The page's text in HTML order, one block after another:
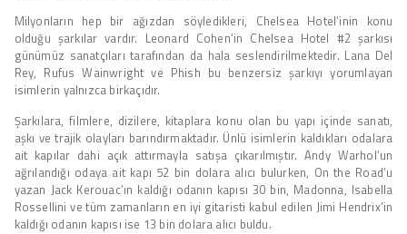
Milyonların hep bir ağızdan söyledikleri, Chelsea Hotel’inin konu
olduğu şarkılar vardır. Leonard Cohen’in Chelsea Hotel #2 şarkısı
günümüz sanatçıları tarafından da hala seslendirilmektedir. Lana Del
Rey, Rufus Wainwright ve Phish bu benzersiz şarkıyı yorumlayan
isimlerin yalnızca birkaçıdır.
Şarkılara, filmlere, dizilere, kitaplara konu olan bu yapı içinde sanatı,
aşkı ve trajik olayları barındırmaktadır. Ünlü isimlerin kaldıkları odalara
ait kapılar dahi açık attırmayla satışa çıkarılmıştır. Andy Warhol’un
ağrılandığı odaya ait kapı 52 bin dolara alıcı bulurken, On the Road’u
yazan Jack Kerouac’ın kaldığı odanın kapısı 30 bin, Madonna, Isabella
Rossellini ve tüm zamanların en iyi gitaristi kabul edilen Jimi Hendrix’in
kaldığı odanın kapısı ise 13 bin dolara alıcı buldu.